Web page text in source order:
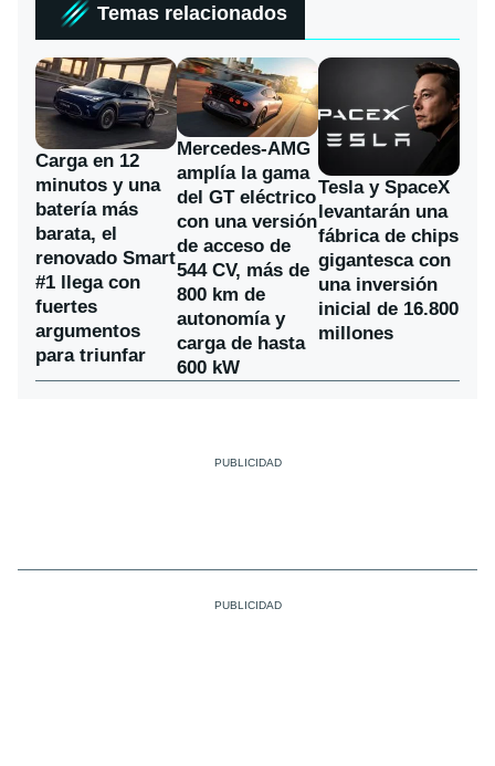
Temas relacionados
Carga en 12
minutos y una
batería más
barata, el
renovado Smart
#1 llega con
fuertes
argumentos
para triunfar
Mercedes-AMG
amplía la gama
del GT eléctrico
con una versión
de acceso de
544 CV, más de
800 km de
autonomía y
carga de hasta
600 kW
Tesla y SpaceX
levantarán una
fábrica de chips
gigantesca con
una inversión
inicial de 16.800
millones